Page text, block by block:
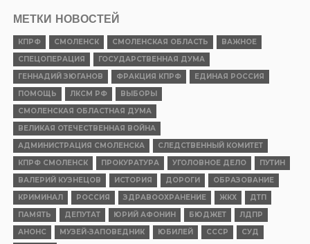
МЕТКИ НОВОСТЕЙ
КПРФ СМОЛЕНСК СМОЛЕНСКАЯ ОБЛАСТЬ
ВАЖНОЕ
СПЕЦОПЕРАЦИЯ
ГОСУДАРСТВЕННАЯ ДУМА
ГЕННАДИЙ ЗЮГАНОВ
ФРАКЦИЯ КПРФ
ЕДИНАЯ РОССИЯ
ПОМОЩЬ
ЛКСМ РФ
ВЫБОРЫ
СМОЛЕНСКАЯ ОБЛАСТНАЯ ДУМА
ВЕЛИКАЯ ОТЕЧЕСТВЕННАЯ ВОЙНА
АДМИНИСТРАЦИЯ СМОЛЕНСКА
СЛЕДСТВЕННЫЙ КОМИТЕТ
КПРФ СМОЛЕНСК
ПРОКУРАТУРА УГОЛОВНОЕ ДЕЛО
ПУТИН
ВАЛЕРИЙ КУЗНЕЦОВ
ИСТОРИЯ ДОРОГИ
ОБРАЗОВАНИЕ
КРИМИНАЛ
РОССИЯ ЗДРАВООХРАНЕНИЕ ЖКХ
ДТП
ПАМЯТЬ
ДЕПУТАТ ЮРИЙ АФОНИН БЮДЖЕТ
ЛДПР
АНОНС
МУЗЕЙ-ЗАПОВЕДНИК ЮБИЛЕЙ СССР
СУД